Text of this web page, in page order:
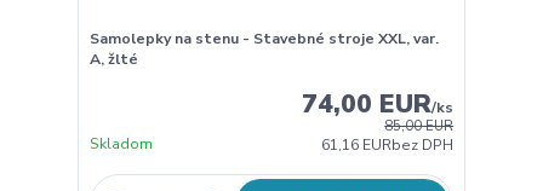
Samolepky na stenu - Stavebné stroje XXL, var.
A, žlté
85,00 EUR
74,00 EUR/ks
61,16 EURbez DPH
Skladom